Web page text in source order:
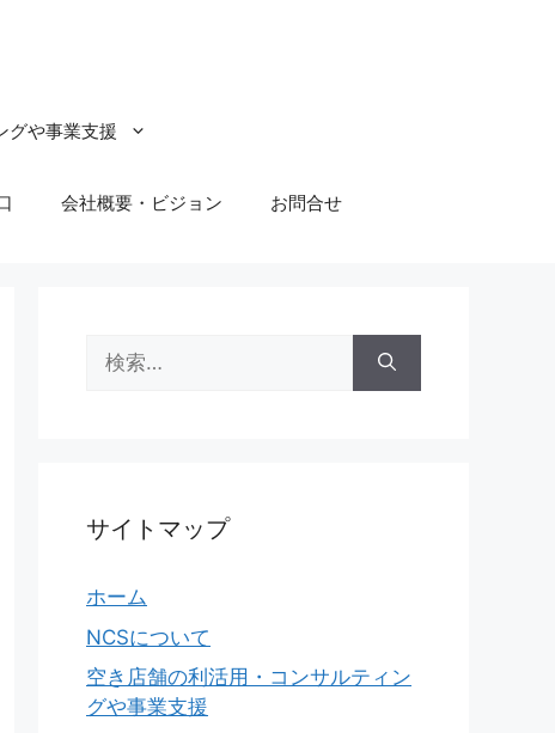
グや事業支援
会社概要・ビジョン お問合せ
索:
サイトマップ
ホーム
NCSについて
空き店舗の利活用・コンサルティン
グや事業支援